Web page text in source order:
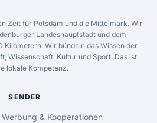
Zeit für Potsdam und die Mittelmark. Wir
Landeshauptstadt und dem
Kilometern. Wir bündeln das Wissen der
Wissenschaft, Kultur und Sport. Das ist
lokale Kompetenz.
SENDER
& Kooperationen